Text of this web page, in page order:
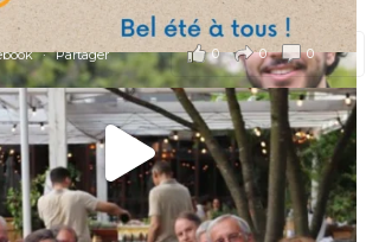
0 0 0
· Partager
à Genève 🚀
dernier, 14 Alumni vivant / travaillant
ont partagé un moment convivial de
et d'échanges !